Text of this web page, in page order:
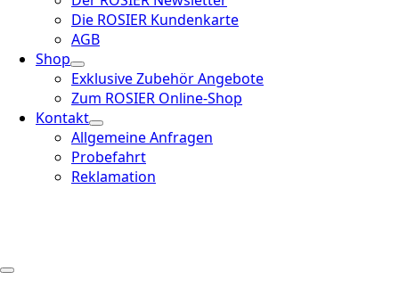
Die ROSIER Kundenkarte
AGB
Shop
Exklusive Zubehör Angebote
Zum ROSIER Online-Shop
Kontakt
Allgemeine Anfragen
Probefahrt
Reklamation